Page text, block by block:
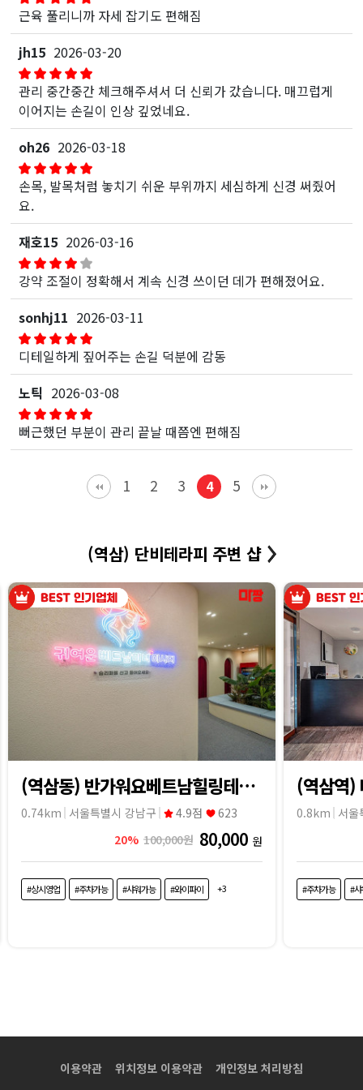
근육 풀리니까 자세 잡기도 편해짐
jh15 2026-03-20
관리 중간중간 체크해주셔서 더 신뢰가 갔습니다. 매끄럽게
이어지는 손길이 인상 깊었네요.
oh26 2026-03-18
손목, 발목처럼 놓치기 쉬운 부위까지 세심하게 신경 써줬어
요.
재호15 2026-03-16
강약 조절이 정확해서 계속 신경 쓰이던 데가 편해졌어요.
sonhj11 2026-03-11
디테일하게 짚어주는 손길 덕분에 감동
노틱 2026-03-08
뻐근했던 부분이 관리 끝날 때쯤엔 편해짐
1 2 3 4 5
(역삼) 단비테라피 주변 샵
(역삼동) 반가워요베트남힐링테라피
0.74km 서울특별시 강남구 4.9점
623
20% 100,000원 80,000 원
#상시영업 #주차가능 #샤워가능 #와이파이 +3
(역삼역)
0.8km 서울
#주차가능 #
이용약관 위치정보 이용약관 개인정보 처리방침